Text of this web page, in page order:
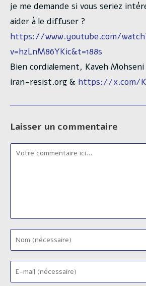
je me demande si vous seriez
aider à le diffuser ?
https://www.youtube.com/
v=hzLnM86YKic&t=188s
Bien cordialement, Kaveh Mohseni
iran-resist.org & https://x.com/
Laisser un commentaire
Comment
your
name
or
your